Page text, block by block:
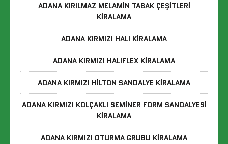
ADANA KIRILMAZ MELAMIN TABAK ÇEŞITLERI
KIRALAMA
ADANA KIRMIZI HALI KIRALAMA
ADANA KIRMIZI HALIFLEX KIRALAMA
ADANA KIRMIZI HILTON SANDALYE KIRALAMA
ADANA KIRMIZI KOLÇAKLI SEMINER FORM SANDALYESI
KIRALAMA
ADANA KIRMIZI OTURMA GRUBU KIRALAMA